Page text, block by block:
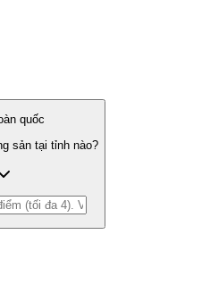
quốc
sản tại tỉnh nào?